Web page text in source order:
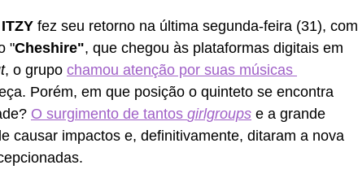
ITZY fez seu retorno na última segunda-feira (31), com
"Cheshire", que chegou às plataformas digitais em
, o grupo chamou atenção por suas músicas
Porém, em que posição o quinteto se encontra
O surgimento de tantos girlgroups e a grande
causar impactos e, definitivamente, ditaram a nova